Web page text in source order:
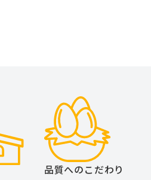
品質へのこだわり